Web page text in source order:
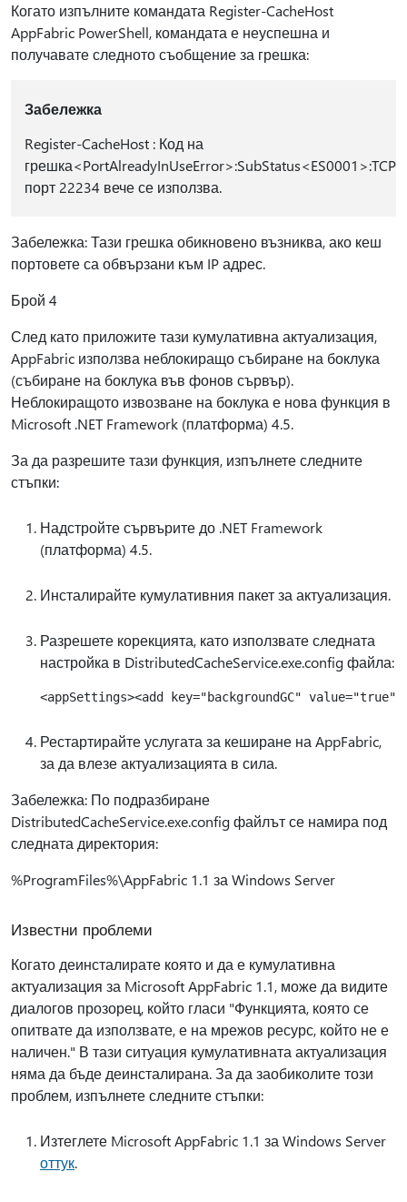
Когато изпълните командата Register-CacheHost
AppFabric PowerShell, командата е неуспешна и
получавате следното съобщение за грешка:
Забележка
Register-CacheHost : Код на
грешка<PortAlreadyInUseError>:SubStatus<ES0001>:TCP
порт 22234 вече се използва.
Забележка: Тази грешка обикновено възниква, ако кеш
портовете са обвързани към IP адрес.
Брой 4
След като приложите тази кумулативна актуализация,
AppFabric използва неблокиращо събиране на боклука
(събиране на боклука във фонов сървър).
Неблокиращото извозване на боклука е нова функция в
Microsoft .NET Framework (платформа) 4.5.
За да разрешите тази функция, изпълнете следните
стъпки:
Надстройте сървърите до .NET Framework
(платформа) 4.5.
Инсталирайте кумулативния пакет за актуализация.
Разрешете корекцията, като използвате следната
настройка в DistributedCacheService.exe.config файла:
Рестартирайте услугата за кеширане на AppFabric,
за да влезе актуализацията в сила.
Забележка: По подразбиране
DistributedCacheService.exe.config файлът се намира под
следната директория:
%ProgramFiles%\AppFabric 1.1 за Windows Server
Известни проблеми
Когато деинсталирате която и да е кумулативна
актуализация за Microsoft AppFabric 1.1, може да видите
диалогов прозорец, който гласи "Функцията, която се
опитвате да използвате, е на мрежов ресурс, който не е
наличен." В тази ситуация кумулативната актуализация
няма да бъде деинсталирана. За да заобиколите този
проблем, изпълнете следните стъпки:
Изтеглете Microsoft AppFabric 1.1 за Windows Server
оттук.